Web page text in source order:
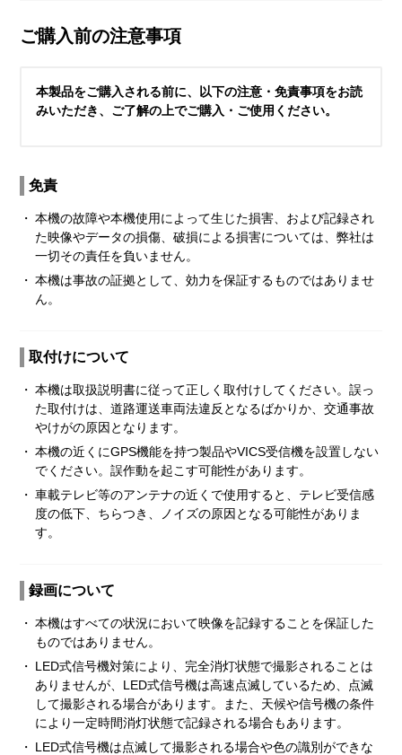
ご購入前の注意事項
本製品をご購入される前に、以下の注意・免責事項をお読
みいただき、ご了解の上でご購入・ご使用ください。
免責
・ 本機の故障や本機使用によって生じた損害、および記録され
た映像やデータの損傷、破損による損害については、弊社は
一切その責任を負いません。
・ 本機は事故の証拠として、効力を保証するものではありませ
ん。
取付けについて
・ 本機は取扱説明書に従って正しく取付けしてください。誤っ
た取付けは、道路運送車両法違反となるばかりか、交通事故
やけがの原因となります。
・ 本機の近くにGPS機能を持つ製品やVICS受信機を設置しない
でください。誤作動を起こす可能性があります。
・ 車載テレビ等のアンテナの近くで使用すると、テレビ受信感
度の低下、ちらつき、ノイズの原因となる可能性がありま
す。
録画について
・ 本機はすべての状況において映像を記録することを保証した
ものではありません。
・ LED式信号機対策により、完全消灯状態で撮影されることは
ありませんが、LED式信号機は高速点滅しているため、点滅
して撮影される場合があります。また、天候や信号機の条件
により一定時間消灯状態で記録される場合もあります。
・ LED式信号機は点滅して撮影される場合や色の識別ができな